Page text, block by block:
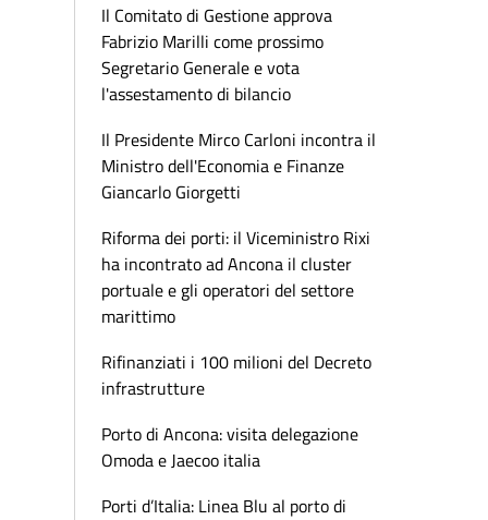
Il Comitato di Gestione approva
Fabrizio Marilli come prossimo
Segretario Generale e vota
l'assestamento di bilancio
Il Presidente Mirco Carloni incontra il
Ministro dell'Economia e Finanze
Giancarlo Giorgetti
Riforma dei porti: il Viceministro Rixi
ha incontrato ad Ancona il cluster
portuale e gli operatori del settore
marittimo
Rifinanziati i 100 milioni del Decreto
infrastrutture
Porto di Ancona: visita delegazione
Omoda e Jaecoo italia
Porti d’Italia: Linea Blu al porto di